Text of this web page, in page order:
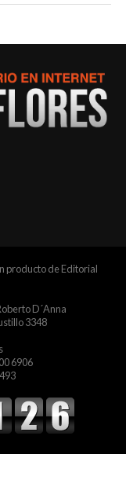
producto de Editorial
D´Anna
3348
6906